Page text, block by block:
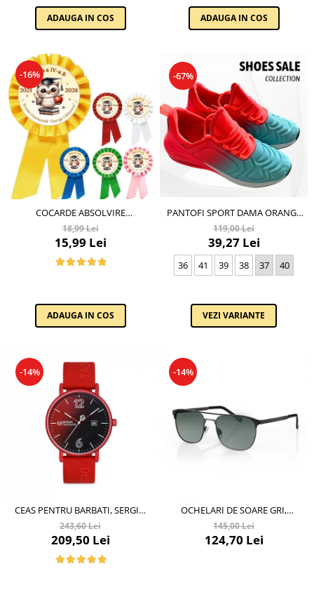
ADAUGA IN COS ADAUGA IN COS
-16%
COCARDE ABSOLVIRE
PERSONALIZATE
18,99 Lei
15,99 Lei
ADAUGA IN COS
-67%
PANTOFI SPORT DAMA ORANGE
BX-11C
119,00 Lei
39,27 Lei
36 41 39 38 37 40
VEZI VARIANTE
-14%
CEAS PENTRU BARBATI, SERGIO
TACCHINI STREAMLINE,
ST.1.10116.1
243,60 Lei
209,50 Lei
-14%
OCHELARI DE SOARE GRI,
PENTRU BARBATI, DANIEL KLEIN
SUNGLASSES, DK3264-2
145,00 Lei
124,70 Lei